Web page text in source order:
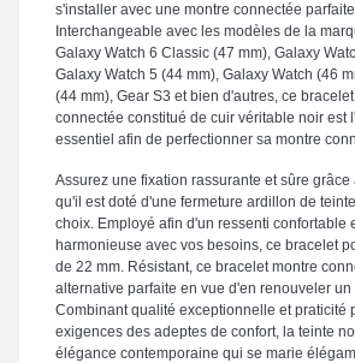
s'installer avec une montre connectée
Interchangeable avec les modèles de la
Galaxy Watch 6 Classic (47 mm), Galaxy
Galaxy Watch 5 (44 mm), Galaxy Watch (46
(44 mm), Gear S3 et bien d'autres, ce
connectée constitué de cuir véritable noir est
essentiel afin de perfectionner sa montre
Assurez une fixation rassurante et sûre grâce
qu'il est doté d'une fermeture ardillon de
choix. Employé afin d'un ressenti confortable
harmonieuse avec vos besoins, ce bracelet
de 22 mm. Résistant, ce bracelet montre
alternative parfaite en vue d'en renouveler
Combinant qualité exceptionnelle et praticité
exigences des adeptes de confort, la teinte
élégance contemporaine qui se marie